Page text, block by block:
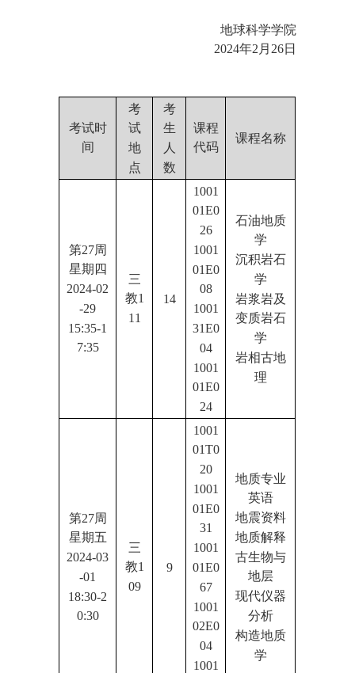
地球科学学院
2024年2月26日
考试时
间
考
试
地
点
考
生
人
数
课程
代码
课程名称
第27周
星期四
2024-02
-29
15:35-1
7:35
三
教1
11
14
1001
01E0
26
1001
01E0
08
1001
31E0
04
1001
01E0
24
石油地质
学
沉积岩石
学
岩浆岩及
变质岩石
学
岩相古地
理
第27周
星期五
2024-03
-01
18:30-2
0:30
三
教1
09
9
1001
01T0
20
1001
01E0
31
1001
01E0
67
1001
02E0
04
1001
地质专业
英语
地震资料
地质解释
古生物与
地层
现代仪器
分析
构造地质
学